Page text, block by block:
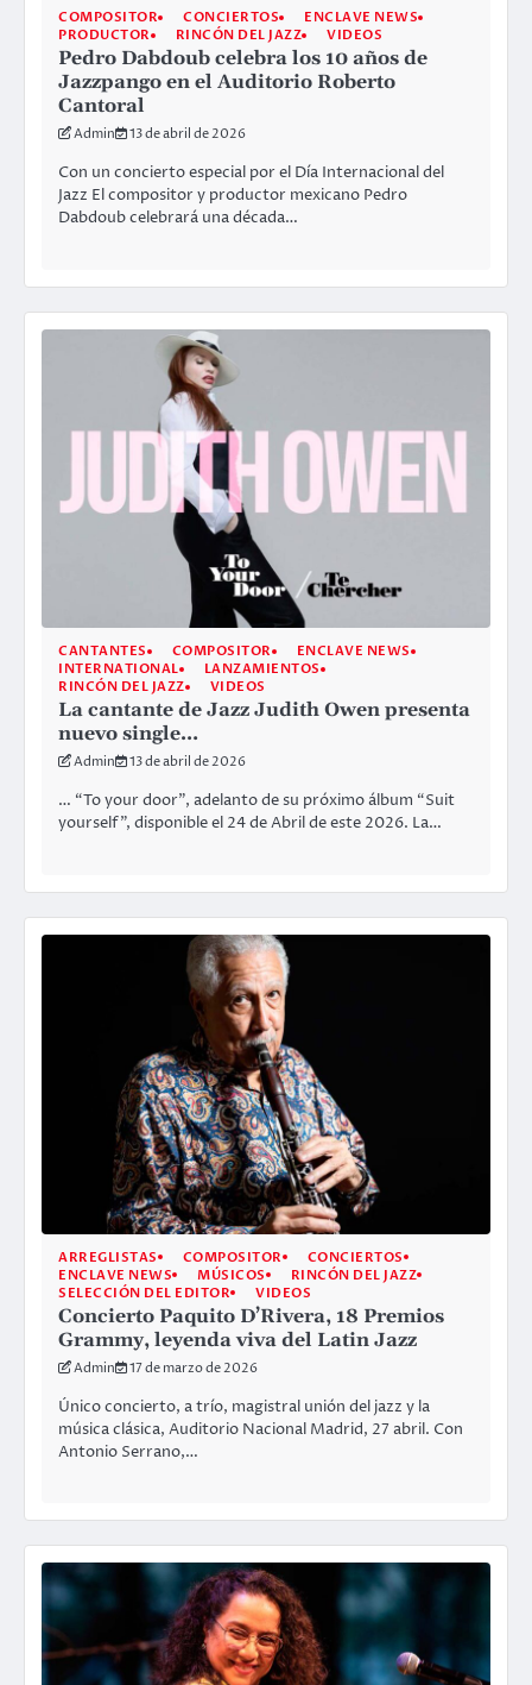
COMPOSITOR CONCIERTOS
ENCLAVE NEWS
PRODUCTOR
RINCÓN DEL JAZZ VIDEOS
Pedro Dabdoub celebra los 10 años de
Jazzpango en el Auditorio Roberto
Cantoral
Admin 13 de abril de 2026
Con un concierto especial por el Día Internacional del
Jazz El compositor y productor mexicano Pedro
Dabdoub celebrará una década…
CANTANTES COMPOSITOR
ENCLAVE NEWS
INTERNATIONAL
LANZAMIENTOS
RINCÓN DEL JAZZ
VIDEOS
La cantante de Jazz Judith Owen presenta
nuevo single…
Admin 13 de abril de 2026
… “To your door”, adelanto de su próximo álbum “Suit
yourself”, disponible el 24 de Abril de este 2026. La…
ARREGLISTAS COMPOSITOR
CONCIERTOS
ENCLAVE NEWS
MÚSICOS
RINCÓN DEL JAZZ
SELECCIÓN DEL EDITOR
VIDEOS
Concierto Paquito D’Rivera, 18 Premios
Grammy, leyenda viva del Latin Jazz
Admin 17 de marzo de 2026
Único concierto, a trío, magistral unión del jazz y la
música clásica, Auditorio Nacional Madrid, 27 abril. Con
Antonio Serrano,…